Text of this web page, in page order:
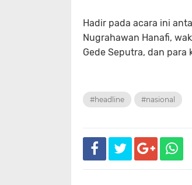
Hadir pada acara ini
Nugrahawan Hanafi,
Gede Seputra, dan para
#headline #nasional